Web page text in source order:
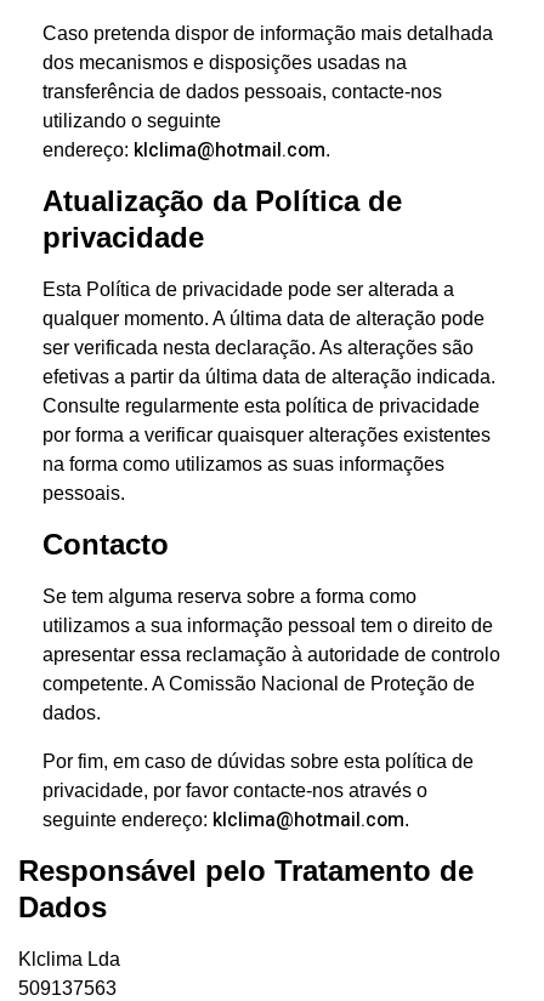
Caso pretenda dispor de informação mais detalhada
dos mecanismos e disposições usadas na
transferência de dados pessoais, contacte-nos
utilizando o seguinte
endereço: klclima@hotmail.com.
Atualização da Política de
privacidade
Esta Política de privacidade pode ser alterada a
qualquer momento. A última data de alteração pode
ser verificada nesta declaração. As alterações são
efetivas a partir da última data de alteração indicada.
Consulte regularmente esta política de privacidade
por forma a verificar quaisquer alterações existentes
na forma como utilizamos as suas informações
pessoais.
Contacto
Se tem alguma reserva sobre a forma como
utilizamos a sua informação pessoal tem o direito de
apresentar essa reclamação à autoridade de controlo
competente. A Comissão Nacional de Proteção de
dados.
Por fim, em caso de dúvidas sobre esta política de
privacidade, por favor contacte-nos através o
seguinte endereço: klclima@hotmail.com.
Responsável pelo Tratamento de
Dados
Klclima Lda
509137563